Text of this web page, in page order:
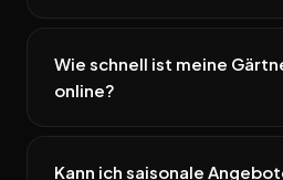
Wie schnell ist meine
online?
Kann ich saisonale